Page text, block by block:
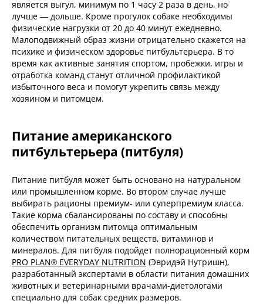
является выгул, минимум по 1 часу 2 раза в день, но
лучше — дольше. Кроме прогулок собаке необходимы
физические нагрузки от 20 до 40 минут ежедневно.
Малоподвижный образ жизни отрицательно скажется на
психике и физическом здоровье питбультерьера. В то
время как активные занятия спортом, пробежки, игры и
отработка команд станут отличной профилактикой
избыточного веса и помогут укрепить связь между
хозяином и питомцем.
Питание американского
питбультерьера (питбуля)
Питание питбуля может быть основано на натуральном
или промышленном корме. Во втором случае лучше
выбирать рационы премиум- или суперпремиум класса.
Такие корма сбалансированы по составу и способны
обеспечить организм питомца оптимальным
количеством питательных веществ, витаминов и
минералов. Для питбуля подойдет полнорационный корм
PRO PLAN® EVERYDAY NUTRITION (Эвридэй Нутришн),
разработанный экспертами в области питания домашних
животных и ветеринарными врачами-диетологами
специально для собак средних размеров.